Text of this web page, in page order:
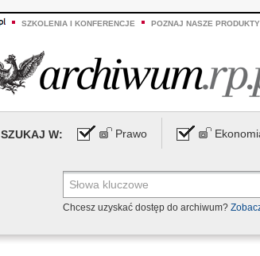
SZKOLENIA I KONFERENCJE POZNAJ NASZE PRODUKTY
SZUKAJ W: Prawo
Chcesz uzyskać dostęp do archiwum?